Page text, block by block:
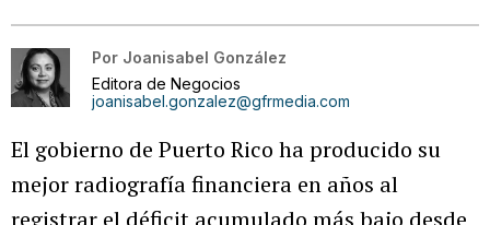
Por Joanisabel González
Editora de Negocios
joanisabel.gonzalez@gfrmedia.com
El gobierno de Puerto Rico ha producido su
mejor radiografía financiera en años al